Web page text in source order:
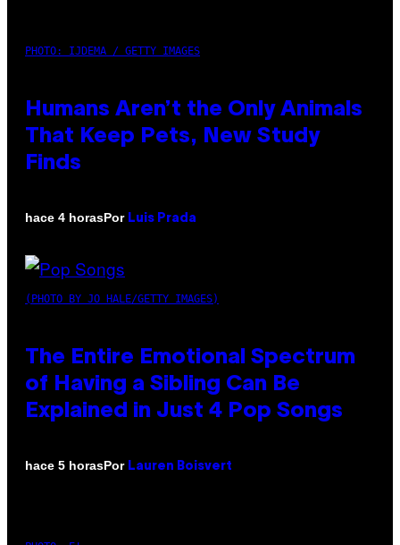
PHOTO: IJDEMA / GETTY IMAGES
Humans Aren’t the Only Animals
That Keep Pets, New Study
Finds
hace 4 horasPor Luis Prada
(PHOTO BY JO HALE/GETTY IMAGES)
The Entire Emotional Spectrum
of Having a Sibling Can Be
Explained in Just 4 Pop Songs
hace 5 horasPor Lauren Boisvert